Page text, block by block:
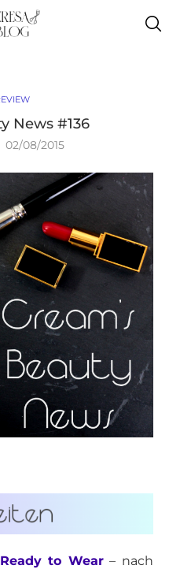
News #136
02/08/2015
to Wear– nach